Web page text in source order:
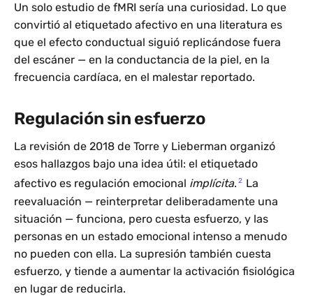
Un solo estudio de fMRI sería una curiosidad. Lo que
convirtió al etiquetado afectivo en una literatura es
que el efecto conductual siguió replicándose fuera
del escáner — en la conductancia de la piel, en la
frecuencia cardíaca, en el malestar reportado.
Regulación sin esfuerzo
La revisión de 2018 de Torre y Lieberman organizó
esos hallazgos bajo una idea útil: el etiquetado
afectivo es regulación emocional implícita. 2 La
reevaluación — reinterpretar deliberadamente una
situación — funciona, pero cuesta esfuerzo, y las
personas en un estado emocional intenso a menudo
no pueden con ella. La supresión también cuesta
esfuerzo, y tiende a aumentar la activación fisiológica
en lugar de reducirla.